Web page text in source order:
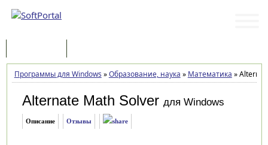
Программы для Windows »Образование, наука » Математика »
Alternate Math Solver для Windows
Описание Отзывы